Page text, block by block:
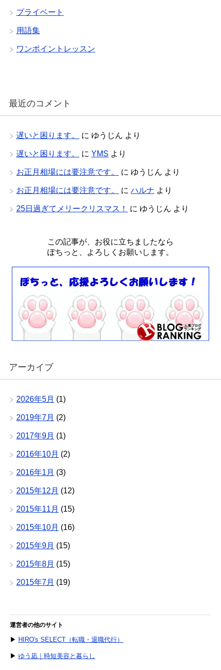
プライベート
用語集
ワンポイントレッスン
最近のコメント
遅いと困ります。 に ゆうじん より
遅いと困ります。 に YMS より
お正月相場には要注意です。 に ゆうじん より
お正月相場には要注意です。 に ハルナ より
25日過ぎてメリークリスマス！ に ゆうじん より
この記事が、お役に立ちましたなら
ぽちっと、よろしくお願いします。
アーカイブ
2026年5月 (1)
2019年7月 (2)
2017年9月 (1)
2016年10月 (2)
2016年1月 (3)
2015年12月 (12)
2015年11月 (15)
2015年10月 (16)
2015年9月 (15)
2015年8月 (15)
2015年7月 (19)
運営者の他のサイト
▶ HIRO's SELECT（転職・退職代行）
▶ ゆう凪｜時短美容と暮らし